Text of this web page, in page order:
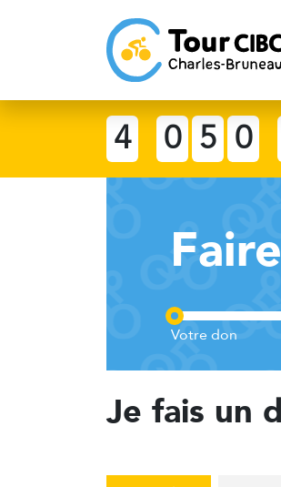
4 0 5 0
Je fais un